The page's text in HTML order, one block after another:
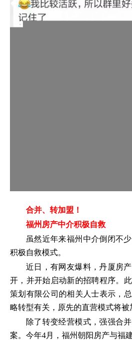
合并、转加盟！
福州房产中介积极自救
虽然近年来福州中介倒闭不
积极自救模式。
近日，有网友爆料，丹厦房
开，并开始启动新的招聘程序。
策划有限公司的相关人士表示，
略转型有关，原先的直营模式将被
除了转变经营模式，强强合
案。今年4月，福州朝阳房产与福